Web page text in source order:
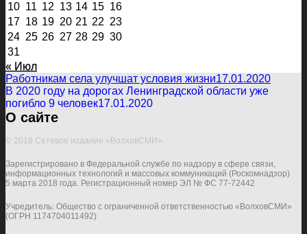
10 11 12 13 14 15 16
17 18 19 20 21 22 23
24 25 26 27 28 29 30
31
« Июл
Работникам села улучшат условия жизни17.01.2020
В 2020 году на дорогах Ленинградской области уже
погибло 9 человек17.01.2020
О сайте
© 2018 Сетевое издание «ВолховСМИ»
Зарегистрировано в Федеральной службе по надзору в сфере связи,
информационных технологий и массовых коммуникаций (Роскомнадзор)
5 марта 2018 года. Регистрационный номер ЭЛ № ФС 77-72442
Учредитель: Общество с ограниченной ответственностью «ВолховСМИ»
(ОГРН 1174704011492)